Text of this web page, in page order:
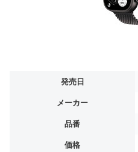
発売日
メーカー
品番
価格